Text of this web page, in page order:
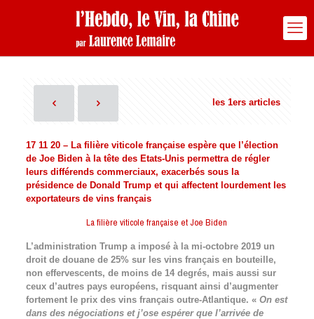
les 1ers articles
17 11 20 – La filière viticole française espère que l’élection
de Joe Biden à la tête des Etats-Unis permettra de régler
leurs différends commerciaux, exacerbés sous la
présidence de Donald Trump et qui affectent lourdement les
exportateurs de vins français
La filière viticole française et Joe Biden
L’administration Trump a imposé à la mi-octobre 2019 un
droit de douane de 25% sur les vins français en bouteille,
non effervescents, de moins de 14 degrés, mais aussi sur
ceux d’autres pays européens, risquant ainsi d’augmenter
fortement le prix des vins français outre-Atlantique. « On est
dans des négociations et j’ose espérer que l’arrivée de